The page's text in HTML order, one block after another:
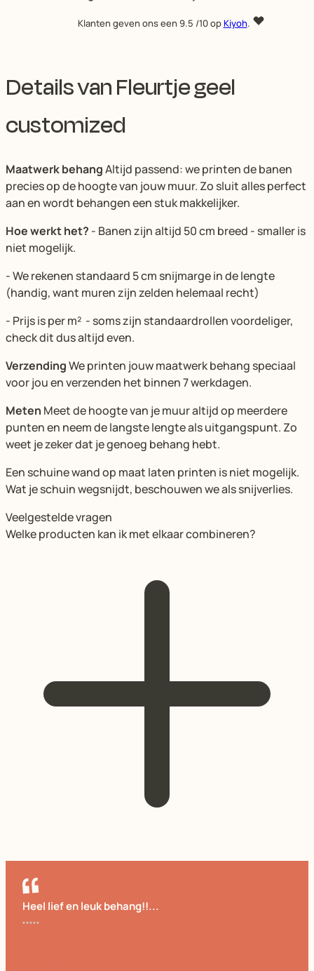
Klanten geven ons een 9.5 /10 opKiyoh.
Details van Fleurtje geel
customized
Maatwerk behangAltijd passend: we printen de banen
precies op de hoogte van jouw muur. Zo sluit alles perfect
aan en wordt behangen een stuk makkelijker.
Hoe werkt het? - Banen zijn altijd 50 cm breed - smaller is
niet mogelijk.
- We rekenen standaard 5 cm snijmarge in de lengte
(handig, want muren zijn zelden helemaal recht)
- Prijs is per m² - soms zijn standaardrollen voordeliger,
check dit dus altijd even.
VerzendingWe printen jouw maatwerk behang speciaal
voor jou en verzenden het binnen 7 werkdagen.
Meten Meet de hoogte van je muur altijd op meerdere
punten en neem de langste lengte als uitgangspunt. Zo
weet je zeker dat je genoeg behang hebt.
Een schuine wand op maat laten printen is niet mogelijk.
Wat je schuin wegsnijdt, beschouwen we als snijverlies.
Veelgestelde vragen
Welke producten kan ik met elkaar combineren?
Heel lief en leuk behang!!...